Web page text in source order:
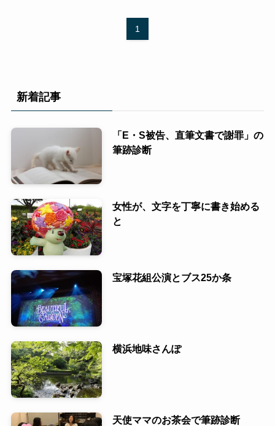
1
新着記事
「E・S被告、直筆文書で謝罪」の
筆跡診断
女性が、文字を丁寧に書き始める
と
宝塚花組公演とブス25か条
横浜地味さんぽ
天使ママのお茶会で筆跡診断